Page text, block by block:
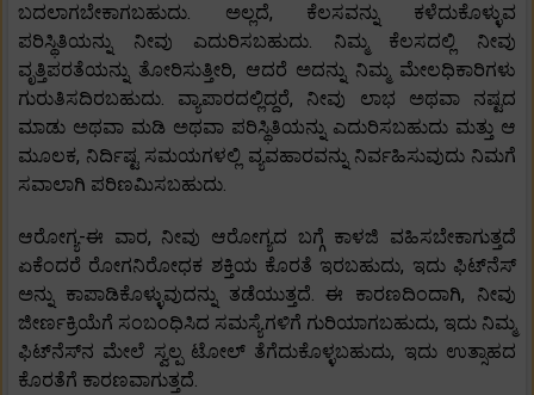
ಬದಲಾಗಬೇಕಾಗಬಹುದು. ಅಲ್ಲದೆ, ಕೆಲಸವನ್ನು ಕಳೆದುಕೊಳ್ಳುವ
ಪರಿಸ್ಥಿತಿಯನ್ನು ನೀವು ಎದುರಿಸಬಹುದು. ನಿಮ್ಮ ಕೆಲಸದಲ್ಲಿ ನೀವು
ವೃತ್ತಿಪರತೆಯನ್ನು ತೋರಿಸುತ್ತೀರಿ, ಆದರೆ ಅದನ್ನು ನಿಮ್ಮ ಮೇಲಧಿಕಾರಿಗಳು
ಗುರುತಿಸದಿರಬಹುದು. ವ್ಯಾಪಾರದಲ್ಲಿದ್ದರೆ, ನೀವು ಲಾಭ ಅಥವಾ ನಷ್ಟದ
ಮಾಡು ಅಥವಾ ಮಡಿ ಅಥವಾ ಪರಿಸ್ಥಿತಿಯನ್ನು ಎದುರಿಸಬಹುದು ಮತ್ತು ಆ
ಮೂಲಕ, ನಿರ್ದಿಷ್ಟ ಸಮಯಗಳಲ್ಲಿ ವ್ಯವಹಾರವನ್ನು ನಿರ್ವಹಿಸುವುದು ನಿಮಗೆ
ಸವಾಲಾಗಿ ಪರಿಣಮಿಸಬಹುದು.
ಆರೋಗ್ಯ-ಈ ವಾರ, ನೀವು ಆರೋಗ್ಯದ ಬಗ್ಗೆ ಕಾಳಜಿ ವಹಿಸಬೇಕಾಗುತ್ತದೆ
ಏಕೆಂದರೆ ರೋಗನಿರೋಧಕ ಶಕ್ತಿಯ ಕೊರತೆ ಇರಬಹುದು, ಇದು ಫಿಟ್‌ನೆಸ್
ಅನ್ನು ಕಾಪಾಡಿಕೊಳ್ಳುವುದನ್ನು ತಡೆಯುತ್ತದೆ. ಈ ಕಾರಣದಿಂದಾಗಿ, ನೀವು
ಜೀರ್ಣಕ್ರಿಯೆಗೆ ಸಂಬಂಧಿಸಿದ ಸಮಸ್ಯೆಗಳಿಗೆ ಗುರಿಯಾಗಬಹುದು, ಇದು ನಿಮ್ಮ
ಫಿಟ್‌ನೆಸ್‌ನ ಮೇಲೆ ಸ್ವಲ್ಪ ಟೋಲ್ ತೆಗೆದುಕೊಳ್ಳಬಹುದು, ಇದು ಉತ್ಸಾಹದ
ಕೊರತೆಗೆ ಕಾರಣವಾಗುತ್ತದೆ.